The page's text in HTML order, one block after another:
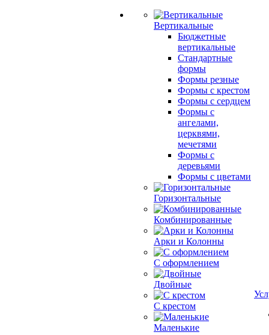
Вертикальные
Бюджетные
вертикальные
Стандартные
формы
Формы резные
Формы с крестом
Формы с сердцем
Формы с
ангелами,
церквями,
мечетями
Формы с
деревьями
Формы с цветами
Горизонтальные
Комбинированные
Арки и Колонны
С оформлением
Двойные
С крестом
Маленькие